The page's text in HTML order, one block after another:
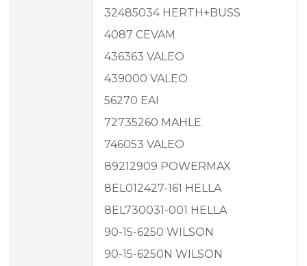
32485034 HERTH+BUSS
4087 CEVAM
436363 VALEO
439000 VALEO
56270 EAI
72735260 MAHLE
746053 VALEO
89212909 POWERMAX
8EL012427-161 HELLA
8EL730031-001 HELLA
90-15-6250 WILSON
90-15-6250N WILSON